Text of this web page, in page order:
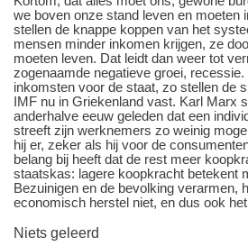
we boven onze stand leven en moeten
stellen de knappe koppen van het
mensen minder inkomen krijgen, ze
moeten leven. Dat leidt dan weer tot
zogenaamde negatieve groei,
inkomsten voor de staat, zo stellen de
IMF nu in Griekenland vast. Karl Marx
anderhalve eeuw geleden dat een
streeft zijn werknemers zo weinig
hij er, zeker als hij voor de
belang bij heeft dat de rest meer
staatskas: lagere koopkracht betekent
Bezuinigen en de bevolking verarmen,
economisch herstel niet, en dus ook
Niets geleerd